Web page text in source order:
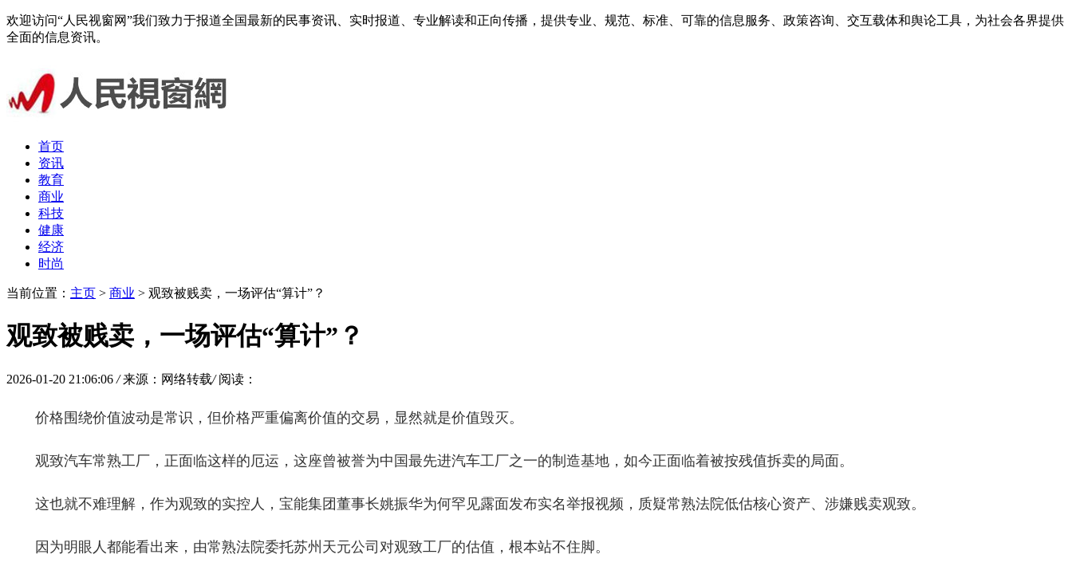
欢迎访问“人民视窗网”我们致力于报道全国最新的民事资讯、实时报道、专业解读和正向传播，提供专业、规范、标准、可靠的信息服务、政策咨询、交互载体和舆论工具，为社会各界提供
全面的信息资讯。
首页
资讯
教育
商业
科技
健康
经济
时尚
当前位置： 主页 > 商业 > 观致被贱卖，一场评估“算计”？
观致被贱卖，一场评估“算计”？
2026-01-20 21:06:06 / 来源：网络转载/ 阅读：
价格围绕价值波动是常识，但价格严重偏离价值的交易，显然就是价值毁灭。
观致汽车常熟工厂，正面临这样的厄运，这座曾被誉为中国最先进汽车工厂之一的制造基地，如今正面临着被按残值拆卖的局面。
这也就不难理解，作为观致的实控人，宝能集团董事长姚振华为何罕见露面发布实名举报视频，质疑常熟法院低估核心资产、涉嫌贱卖观致。
因为明眼人都能看出来，由常熟法院委托苏州天元公司对观致工厂的估值，根本站不住脚。